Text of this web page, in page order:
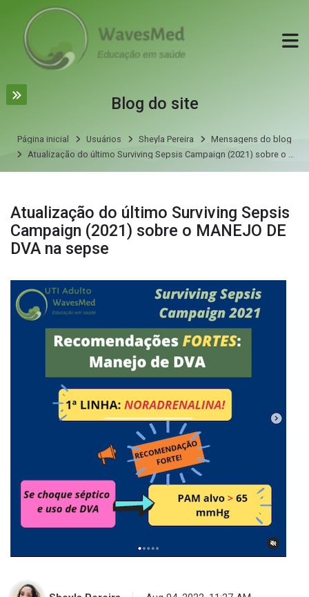
Skip to navigation
Skip to login form
Ir para o conteúdo principal
Skip to accessibility options
Skip to footer
Skip accessibility options
Blog do site
Página inicial Usuários Sheyla Pereira
Mensagens do blog
Atualização do último Surviving Sepsis Campaign (2021) sobre o MANEJO DE DVA na sepse
Mensagens do blog por Sheyla Pereira
Atualização do último Surviving Sepsis
Campaign (2021) sobre o MANEJO DE
DVA na sepse